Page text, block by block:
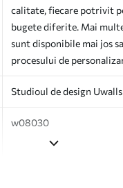
calitate, fiecare potrivit
bugete diferite. Mai
sunt disponibile mai jos
procesului de
Studioul de design Uwalls
w08030